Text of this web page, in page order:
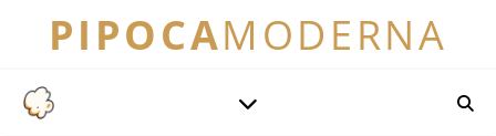
PIPOCAMODERNA